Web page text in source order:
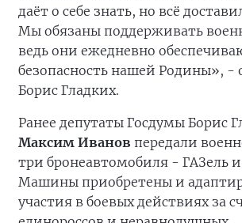
даёт о себе знать, но всё
Мы обязаны поддерживать
ведь они ежедневно
безопасность нашей Родины», -
Борис Гладких.
Ранее депутаты Госдумы Борис
Максим Иванов передали
три бронеавтомобиля - ГАЗель и
Машины приобретены и
участия в боевых действиях за